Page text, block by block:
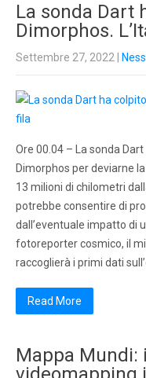
La sonda Dart
Dimorphos.
Settembre 27, 2022
Ore 00.04 – La sonda
Dimorphos per deviarne
13 milioni di chilometri
potrebbe consentire di
dall’eventuale impatto di
fotoreporter cosmico, il
raccoglierà i primi dati
Read More
Mappa Mundi: